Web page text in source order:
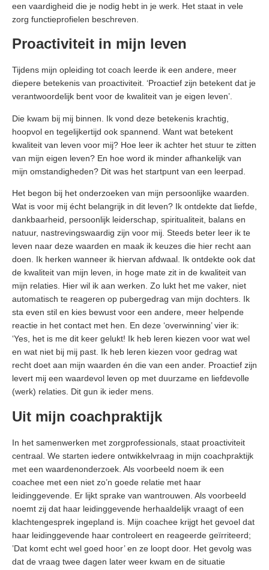
een vaardigheid die je nodig hebt in je werk. Het staat in vele
zorg functieprofielen beschreven.
Proactiviteit in mijn leven
Tijdens mijn opleiding tot coach leerde ik een andere, meer
diepere betekenis van proactiviteit. ‘Proactief zijn betekent dat je
verantwoordelijk bent voor de kwaliteit van je eigen leven’.
Die kwam bij mij binnen. Ik vond deze betekenis krachtig,
hoopvol en tegelijkertijd ook spannend. Want wat betekent
kwaliteit van leven voor mij? Hoe leer ik achter het stuur te zitten
van mijn eigen leven? En hoe word ik minder afhankelijk van
mijn omstandigheden? Dit was het startpunt van een leerpad.
Het begon bij het onderzoeken van mijn persoonlijke waarden.
Wat is voor mij écht belangrijk in dit leven? Ik ontdekte dat liefde,
dankbaarheid, persoonlijk leiderschap, spiritualiteit, balans en
natuur, nastrevingswaardig zijn voor mij. Steeds beter leer ik te
leven naar deze waarden en maak ik keuzes die hier recht aan
doen. Ik herken wanneer ik hiervan afdwaal. Ik ontdekte ook dat
de kwaliteit van mijn leven, in hoge mate zit in de kwaliteit van
mijn relaties. Hier wil ik aan werken. Zo lukt het me vaker, niet
automatisch te reageren op pubergedrag van mijn dochters. Ik
sta even stil en kies bewust voor een andere, meer helpende
reactie in het contact met hen. En deze ‘overwinning’ vier ik:
‘Yes, het is me dit keer gelukt! Ik heb leren kiezen voor wat wel
en wat niet bij mij past. Ik heb leren kiezen voor gedrag wat
recht doet aan mijn waarden én die van een ander. Proactief zijn
levert mij een waardevol leven op met duurzame en liefdevolle
(werk) relaties. Dit gun ik ieder mens.
Uit mijn coachpraktijk
In het samenwerken met zorgprofessionals, staat proactiviteit
centraal. We starten iedere ontwikkelvraag in mijn coachpraktijk
met een waardenonderzoek. Als voorbeeld noem ik een
coachee met een niet zo’n goede relatie met haar
leidinggevende. Er lijkt sprake van wantrouwen. Als voorbeeld
noemt zij dat haar leidinggevende herhaaldelijk vraagt of een
klachtengesprek ingepland is. Mijn coachee krijgt het gevoel dat
haar leidinggevende haar controleert en reageerde geïrriteerd;
’Dat komt echt wel goed hoor’ en ze loopt door. Het gevolg was
dat de vraag twee dagen later weer kwam en de situatie